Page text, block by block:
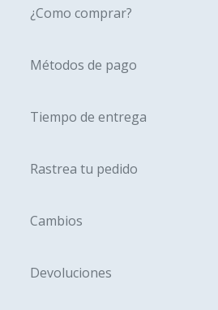
¿Como comprar?
Métodos de pago
Tiempo de entrega
Rastrea tu pedido
Cambios
Devoluciones